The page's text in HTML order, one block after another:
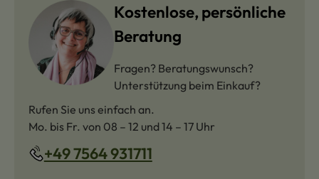
Kostenlose, persönliche
Beratung
Fragen? Beratungswunsch?
Unterstützung beim Einkauf?
Rufen Sie uns einfach an.
Mo. bis Fr. von 08 – 12 und 14 – 17 Uhr
+49 7564 931711